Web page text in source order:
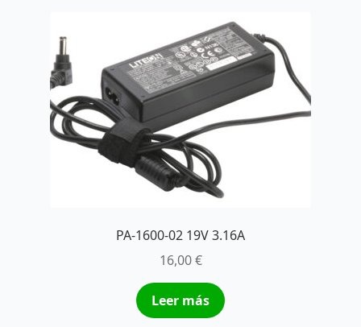
PA-1600-02 19V 3.16A
16,00€
Leer más